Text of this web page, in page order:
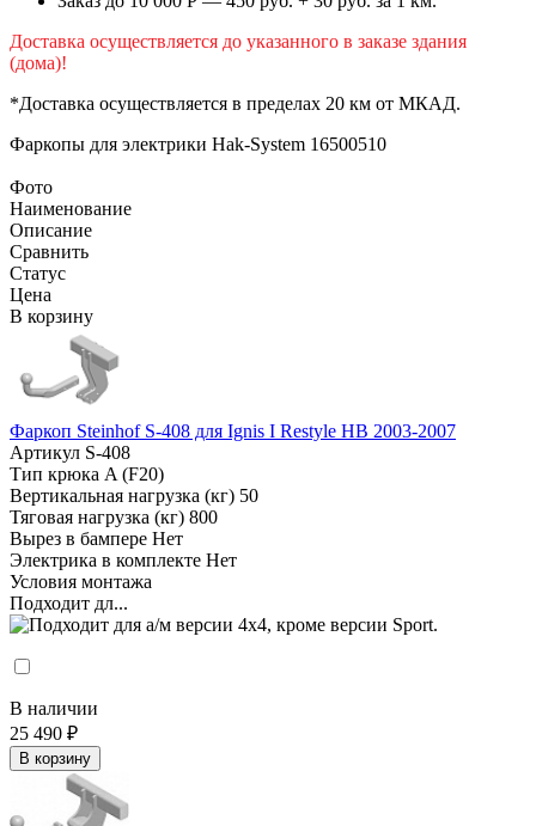
Доставка осуществляется до указанного в заказе здания
(дома)!
*Доставка осуществляется в пределах 20 км от МКАД.
Фаркопы для электрики Hak-System 16500510
Фото
Наименование
Описание
Сравнить
Статус
Цена
В корзину
Фаркоп Steinhof S-408 для Ignis I Restyle HB 2003-2007
Артикул S-408
Тип крюка A (F20)
Вертикальная нагрузка (кг) 50
Тяговая нагрузка (кг) 800
Вырез в бампере Нет
Электрика в комплекте Нет
Условия монтажа
Подходит дл...
В наличии
25 490 ₽
В корзину